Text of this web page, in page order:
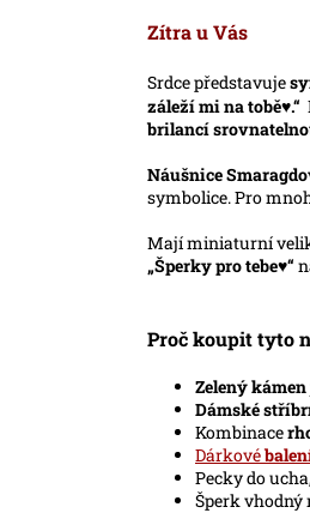
Zítra u Vás
Srdce představuje
záleží mi na tobě♥.“
brilancí
Náušnice
symbolice. Pro
Mají miniaturní
„Šperky pro tebe♥“
Proč koupit tyto
Zelený kámen
Dámské
Kombinace
Dárkové
Pecky do
Šperk vhodný